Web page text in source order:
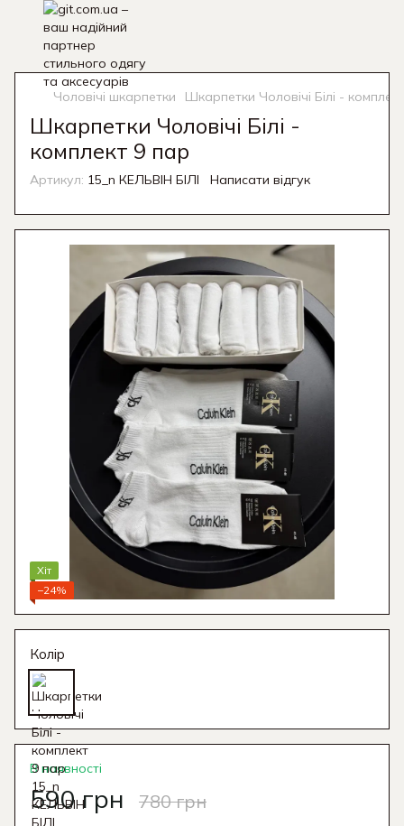
Чоловічі шкарпетки Шкарпетки Чоловічі Білі -
Шкарпетки Чоловічі Білі -
комплект 9 пар
Артикул: 15_n КЕЛЬВІН БІЛІ Написати відгук
Хіт
−24%
Колір
В наявності
590 грн 780 грн